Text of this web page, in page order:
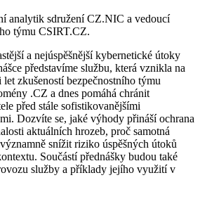
analytik sdružení CZ.NIC a vedoucí
týmu CSIRT.CZ.
a nejúspěšnější kybernetické útoky
představíme službu, která vznikla na
zkušeností bezpečnostního týmu
.CZ a dnes pomáhá chránit
před stále sofistikovanějšími
Dozvíte se, jaké výhody přináší ochrana
aktuálních hrozeb, proč samotná
snížit riziko úspěšných útoků
Součástí přednášky budou také
služby a příklady jejího využití v